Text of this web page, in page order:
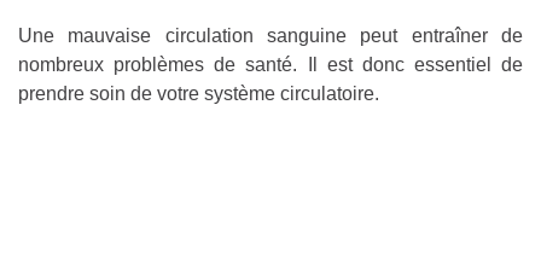
Une mauvaise circulation sanguine peut entraîner de
nombreux problèmes de santé. Il est donc essentiel de
prendre soin de votre système circulatoire.